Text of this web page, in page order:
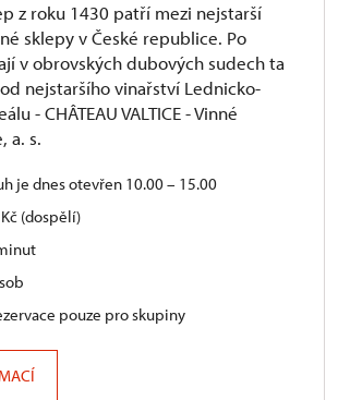
z roku 1430 patří mezi nejstarší
sklepy v České republice. Po
v obrovských dubových sudech ta
nejstaršího vinařství Lednicko-
- CHÂTEAU VALTICE - Vinné
a. s.
je dnes otevřen 10.00 – 15.00
(dospělí)
pouze pro skupiny